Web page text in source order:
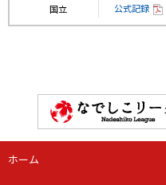
国立 公式記録
ホーム